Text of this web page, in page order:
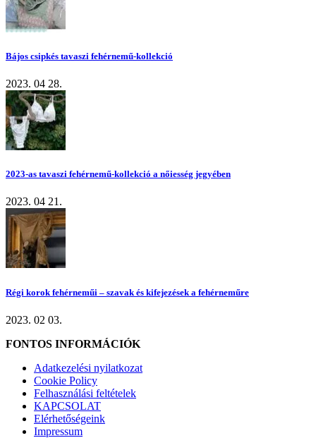
Bájos csipkés tavaszi fehérnemű-kollekció
2023. 04 28.
2023-as tavaszi fehérnemű-kollekció a nőiesség jegyében
2023. 04 21.
Régi korok fehérneműi – szavak és kifejezések a fehérneműre
2023. 02 03.
FONTOS INFORMÁCIÓK
Adatkezelési nyilatkozat
Cookie Policy
Felhasználási feltételek
KAPCSOLAT
Elérhetőségeink
Impressum